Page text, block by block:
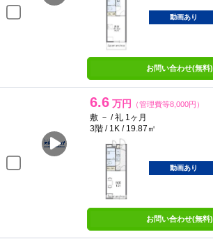
動画あり
お問い合わせ(無料)
6.6 万円 （管理費等8,000円）
敷 － / 礼 1ヶ月
3階 / 1K / 19.87㎡
動画あり
お問い合わせ(無料)